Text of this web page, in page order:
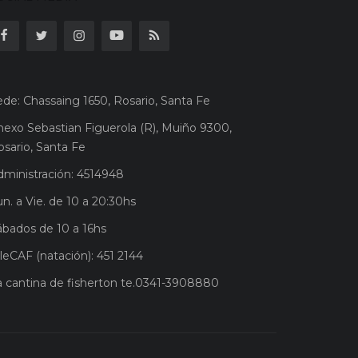
Chassaing 1650, Rosario, Santa Fe
Sebastian Figuerola (R), Muiño 9300,
Santa Fe
4514948
a Vie. de 10 a 20:30hs
de 10 a 16hs
(natación): 451 2144
cantina de fisherton te.0341-3908880